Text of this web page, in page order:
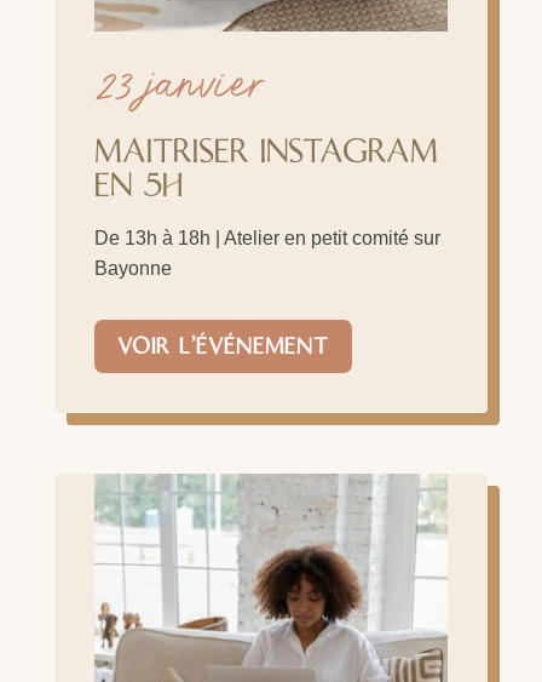
23 janvier
MAITRISER INSTAGRAM
EN 5H
De 13h à 18h | Atelier en petit comité sur
Bayonne
VOIR L'ÉVÉNEMENT